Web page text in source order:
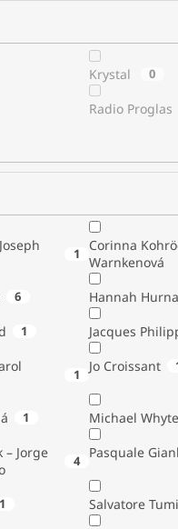
Krystal 0
Radio Proglas
1
Corinna
Warnkenová
6 Hannah
1 Jacques
1 Jo Croissant
1 Michael Whyte
– Jorge
4
1 Salvatore